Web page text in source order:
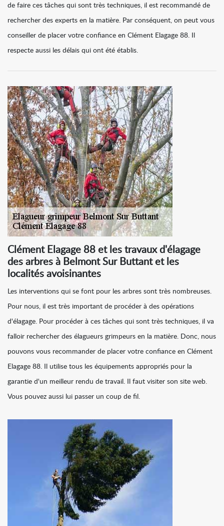
de faire ces tâches qui sont très techniques, il est recommandé de
rechercher des experts en la matière. Par conséquent, on peut vous
conseiller de placer votre confiance en Clément Elagage 88. Il
respecte aussi les délais qui ont été établis.
Clément Elagage 88 et les travaux d'élagage
des arbres à Belmont Sur Buttant et les
localités avoisinantes
Les interventions qui se font pour les arbres sont très nombreuses.
Pour nous, il est très important de procéder à des opérations
d'élagage. Pour procéder à ces tâches qui sont très techniques, il va
falloir rechercher des élagueurs grimpeurs en la matière. Donc, nous
pouvons vous recommander de placer votre confiance en Clément
Elagage 88. Il utilise tous les équipements appropriés pour la
garantie d'un meilleur rendu de travail. Il faut visiter son site web.
Vous pouvez aussi lui passer un coup de fil.